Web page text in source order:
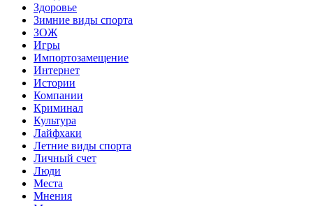
Здоровье
Зимние виды спорта
ЗОЖ
Игры
Импортозамещение
Интернет
Истории
Компании
Криминал
Культура
Лайфхаки
Летние виды спорта
Личный счет
Люди
Места
Мнения